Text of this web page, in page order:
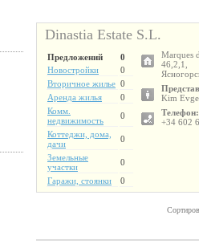
Dinastia Estate S.L.
Предложений
0
Новостройки
0
Вторичное жилье 0
Аренда жилья
0
Комм.
недвижимость
0
Коттеджи, дома,
дачи
0
Земельные
участки
0
Гаражи, стоянки
0
Marques
46,2,1,
Kim
Телефон:
+34 602